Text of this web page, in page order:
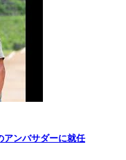
アンバサダーに就任